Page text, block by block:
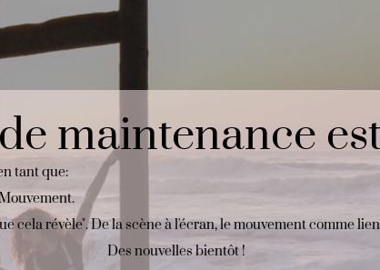
maintenance
tant que:
cela révèle". De la scène à l'écran, le mouvement comme
Des nouvelles bientôt !